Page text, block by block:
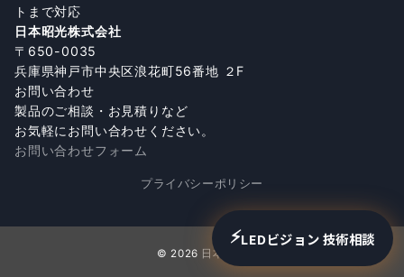
トまで対応
日本昭光株式会社
〒650-0035
兵庫県神戸市中央区浪花町56番地 ２F
お問い合わせ
製品のご相談・お見積りなど
お気軽にお問い合わせください。
お問い合わせフォーム
プライバシーポリシー
© 2026 日本昭光
⚡LEDビジョン 技術相談